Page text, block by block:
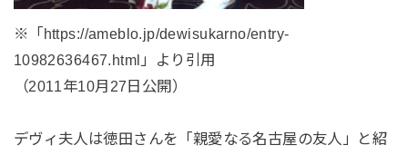
※「https://ameblo.jp/dewisukarno/entry-
10982636467.html」より引用
（2011年10月27日公開）
デヴィ夫人は徳田さんを「親愛なる名古屋の友人」と紹